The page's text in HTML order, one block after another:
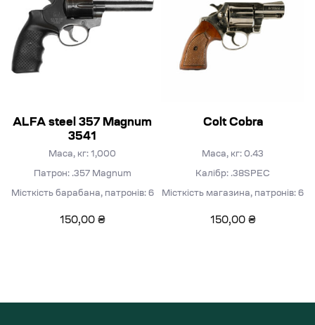
ALFA steel 357 Magnum
3541
Маса, кг: 1,000
Патрон: .357 Magnum
Місткість барабана, патронів: 6
150,00 ₴
Colt Cobra
Маса, кг: 0.43
Калібр: .38SPEC
Місткість магазина, патронів: 6
150,00 ₴